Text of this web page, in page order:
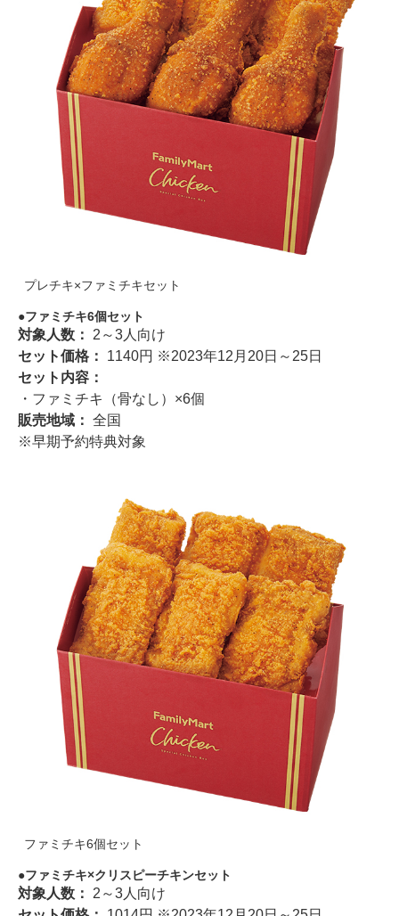
プレチキ×ファミチキセット
ファミチキ6個セット
対象人数： 2～3人向け
セット価格： 1140円 ※2023年12月20日～25日
セット内容：
・ファミチキ（骨なし）×6個
販売地域： 全国
※早期予約特典対象
ファミチキ6個セット
ファミチキ×クリスピーチキンセット
対象人数： 2～3人向け